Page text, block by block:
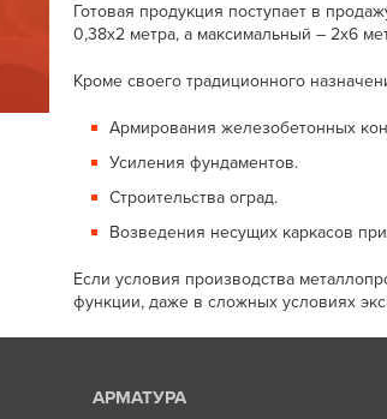
Готовая продукция поступает в
0,38x2 метра, а максимальный – 2x6
Кроме своего традиционного
Армирования железобетонных
Усиления фундаментов.
Строительства оград.
Возведения несущих каркасов
Если условия производства
функции, даже в сложных условиях
АРМАТУРА